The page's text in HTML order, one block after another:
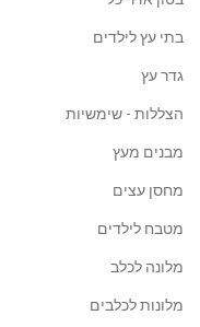
בתי עץ לילדים
גדר עץ
הצללות - שימשיות
מבנים מעץ
מחסן עצים
מטבח לילדים
מלונה לכלב
מלונות לכלבים